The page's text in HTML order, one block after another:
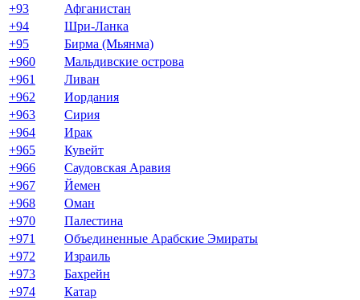
+93
Афганистан
+94
Шри-Ланка
+95
Бирма (Мьянма)
+960
Мальдивские острова
+961
Ливан
+962
Иордания
+963
Сирия
+964
Ирак
+965
Кувейт
+966
Саудовская Аравия
+967
Йемен
+968
Оман
+970
Палестина
+971
Объединенные Арабские Эмираты
+972
Израиль
+973
Бахрейн
+974
Катар